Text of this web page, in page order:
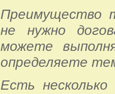
Преимущество
не нужно
можете
определяете
Есть несколько